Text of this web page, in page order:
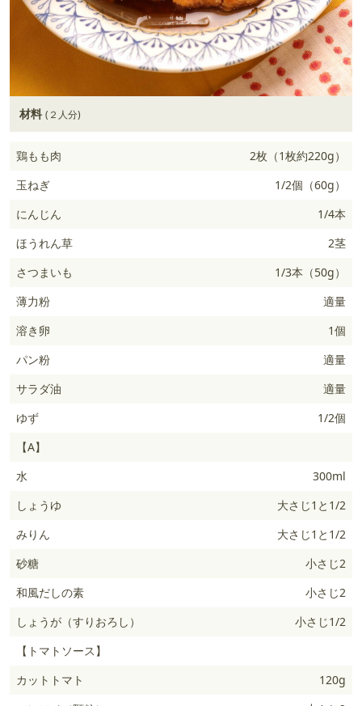
材料 (２人分)
鶏もも肉
2枚（1枚約220g）
玉ねぎ
1/2個（60g）
にんじん
1/4本
ほうれん草
2茎
さつまいも
1/3本（50g）
薄力粉
適量
溶き卵
1個
パン粉
適量
サラダ油
適量
ゆず
1/2個
【A】
水
300ml
しょうゆ
大さじ1と1/2
みりん
大さじ1と1/2
砂糖
小さじ2
和風だしの素
小さじ2
しょうが（すりおろし）
小さじ1/2
【トマトソース】
カットトマト
120g